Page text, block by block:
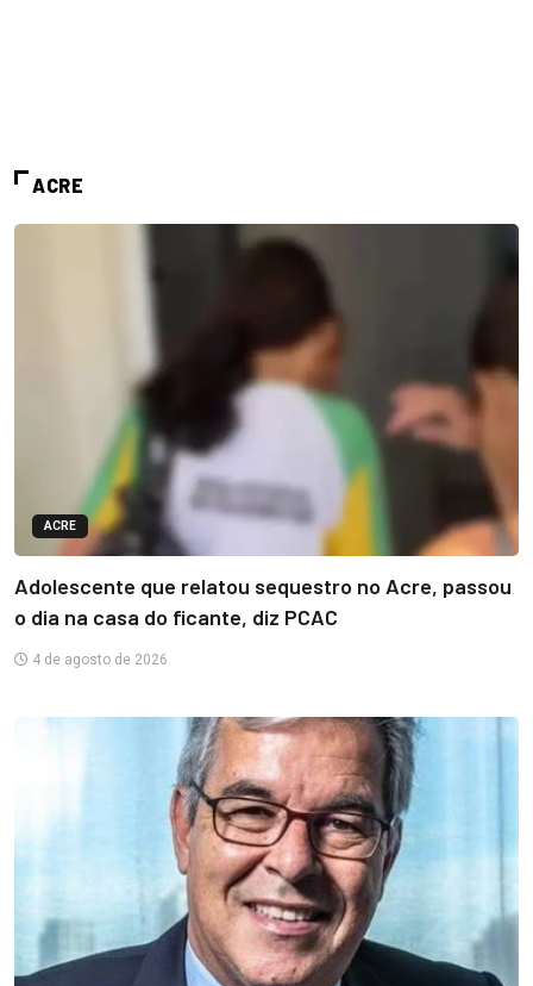
ACRE
ACRE
Adolescente que relatou sequestro no Acre, passou
o dia na casa do ficante, diz PCAC
4 de agosto de 2026